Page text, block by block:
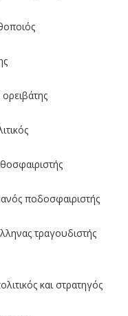
ποδοσφαιριστής
τραγουδιστής
και στρατηγός